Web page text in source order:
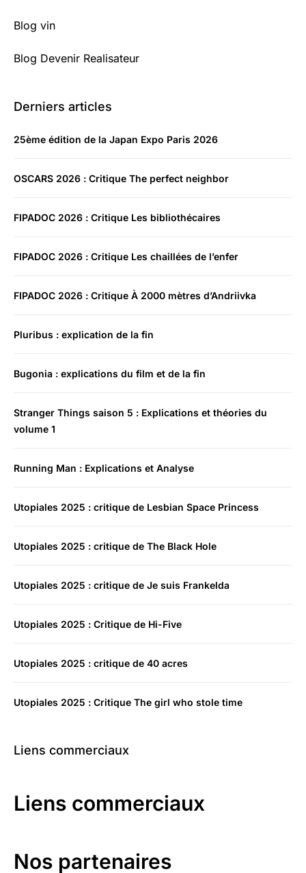
Blog vin
Blog Devenir Realisateur
Derniers articles
25ème édition de la Japan Expo Paris 2026
OSCARS 2026 : Critique The perfect neighbor
FIPADOC 2026 : Critique Les bibliothécaires
FIPADOC 2026 : Critique Les chaillées de l’enfer
FIPADOC 2026 : Critique À 2000 mètres d’Andriivka
Pluribus : explication de la fin
Bugonia : explications du film et de la fin
Stranger Things saison 5 : Explications et théories du
volume 1
Running Man : Explications et Analyse
Utopiales 2025 : critique de Lesbian Space Princess
Utopiales 2025 : critique de The Black Hole
Utopiales 2025 : critique de Je suis Frankelda
Utopiales 2025 : Critique de Hi-Five
Utopiales 2025 : critique de 40 acres
Utopiales 2025 : Critique The girl who stole time
Liens commerciaux
Liens commerciaux
Nos partenaires